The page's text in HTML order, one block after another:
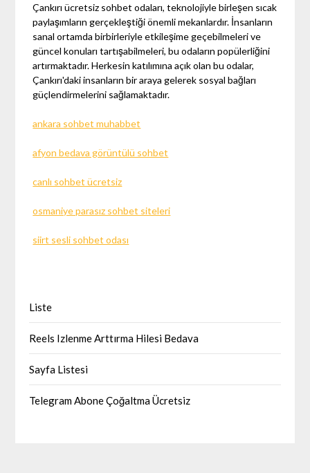
Çankırı ücretsiz sohbet odaları, teknolojiyle birleşen sıcak
paylaşımların gerçekleştiği önemli mekanlardır. İnsanların
sanal ortamda birbirleriyle etkileşime geçebilmeleri ve
güncel konuları tartışabilmeleri, bu odaların popülerliğini
artırmaktadır. Herkesin katılımına açık olan bu odalar,
Çankırı'daki insanların bir araya gelerek sosyal bağları
güçlendirmelerini sağlamaktadır.
ankara sohbet muhabbet
afyon bedava görüntülü sohbet
canlı sohbet ücretsiz
osmaniye parasız sohbet siteleri
siirt sesli sohbet odası
Liste
Reels Izlenme Arttırma Hilesi Bedava
Sayfa Listesi
Telegram Abone Çoğaltma Ücretsiz